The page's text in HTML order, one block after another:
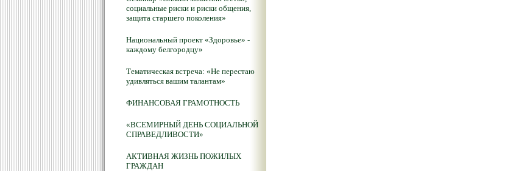
социальные риски и риски общения,
защита старшего поколения»
Национальный проект «Здоровье» -
каждому белгородцу»
Тематическая встреча: «Не перестаю
удивляться вашим талантам»
ФИНАНСОВАЯ ГРАМОТНОСТЬ
«ВСЕМИРНЫЙ ДЕНЬ СОЦИАЛЬНОЙ
СПРАВЕДЛИВОСТИ»
АКТИВНАЯ ЖИЗНЬ ПОЖИЛЫХ
ГРАЖДАН